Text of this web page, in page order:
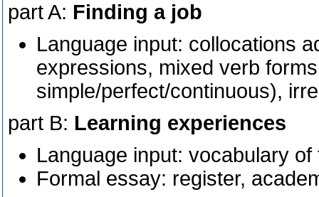
part A: Finding a job
Language input: collocations
expressions, mixed verb
simple/perfect/continuous),
part B: Learning experiences
Language input: vocabulary
Formal essay: register,